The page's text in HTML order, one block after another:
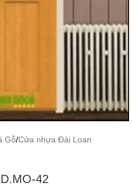
Gỗ/Cửa nhựa Đài Loan
42